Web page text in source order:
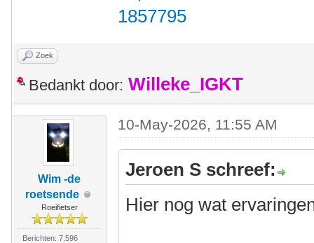
1857795
Zoek
Bedankt door: Willeke_IGKT
Wim -de
roetsende
Roeifietser
Berichten: 7.596
10-May-2026, 11:55 AM
Jeroen S schreef:
Hier nog wat